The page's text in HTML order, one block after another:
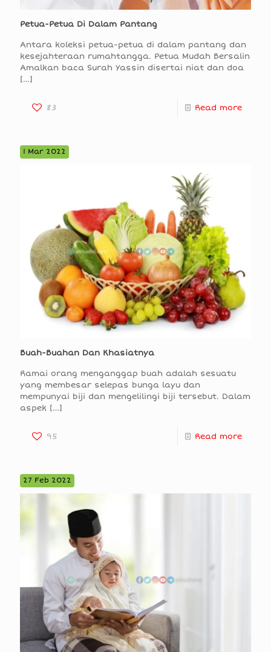
Petua-Petua Di Dalam Pantang
Antara koleksi petua-petua di dalam pantang dan
kesejahteraan rumahtangga. Petua Mudah Bersalin
Amalkan baca Surah Yassin disertai niat dan doa
[…]
83 Read more
1 Mar 2022
Buah-Buahan Dan Khasiatnya
Ramai orang menganggap buah adalah sesuatu
yang membesar selepas bunga layu dan
mempunyai biji dan mengelilingi biji tersebut. Dalam
aspek […]
95 Read more
27 Feb 2022